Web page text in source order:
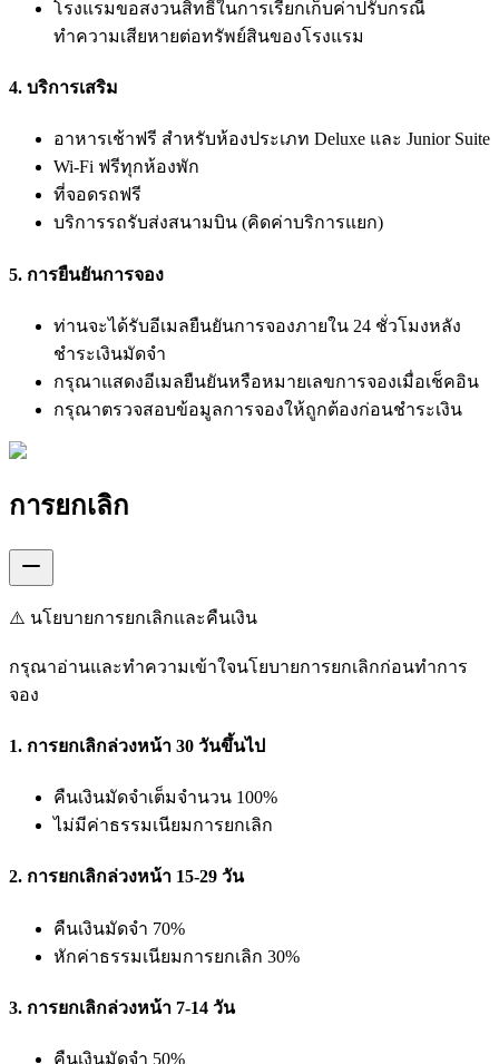
โรงแรมขอสงวนสิทธิ์ในการเรียกเก็บค่าปรับกรณี
ทำความเสียหายต่อทรัพย์สินของโรงแรม
4. บริการเสริม
อาหารเช้าฟรี สำหรับห้องประเภท Deluxe และ Junior Suite
Wi-Fi ฟรีทุกห้องพัก
ที่จอดรถฟรี
บริการรถรับส่งสนามบิน (คิดค่าบริการแยก)
5. การยืนยันการจอง
ท่านจะได้รับอีเมลยืนยันการจองภายใน 24 ชั่วโมงหลัง
ชำระเงินมัดจำ
กรุณาแสดงอีเมลยืนยันหรือหมายเลขการจองเมื่อเช็คอิน
กรุณาตรวจสอบข้อมูลการจองให้ถูกต้องก่อนชำระเงิน
การยกเลิก
⚠️ นโยบายการยกเลิกและคืนเงิน
กรุณาอ่านและทำความเข้าใจนโยบายการยกเลิกก่อนทำการ
จอง
1. การยกเลิกล่วงหน้า 30 วันขึ้นไป
คืนเงินมัดจำเต็มจำนวน 100%
ไม่มีค่าธรรมเนียมการยกเลิก
2. การยกเลิกล่วงหน้า 15-29 วัน
คืนเงินมัดจำ 70%
หักค่าธรรมเนียมการยกเลิก 30%
3. การยกเลิกล่วงหน้า 7-14 วัน
คืนเงินมัดจำ 50%